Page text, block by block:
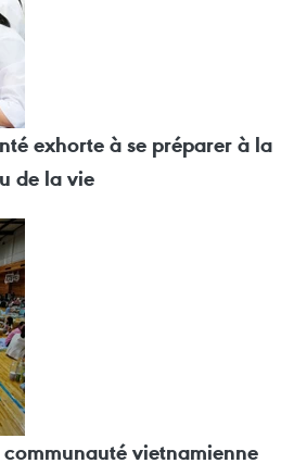
exhorte à se préparer à la
de la vie
vietnamienne